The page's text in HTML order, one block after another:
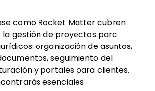
como Rocket Matter cubren
la gestión de proyectos para
organización de asuntos,
seguimiento del
y portales para clientes.
esenciales